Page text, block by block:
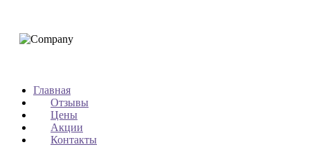
Главная
Отзывы
Цены
Акции
Контакты